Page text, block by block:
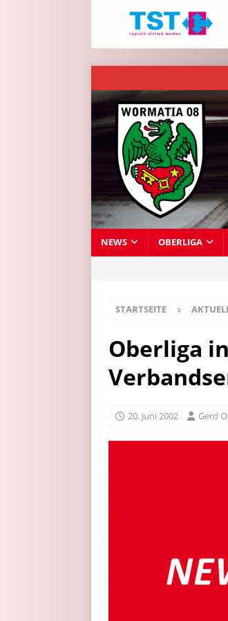
NEWS OBERLIGA
STARTSEITE
Oberliga
20. Juni 2002 Gerd